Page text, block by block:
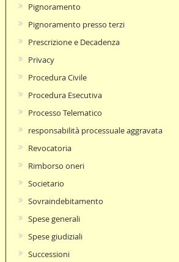
Pignoramento
Pignoramento presso terzi
Prescrizione e Decadenza
Privacy
Procedura Civile
Procedura Esecutiva
Processo Telematico
responsabilità processuale aggravata
Revocatoria
Rimborso oneri
Societario
Sovraindebitamento
Spese generali
Spese giudiziali
Successioni